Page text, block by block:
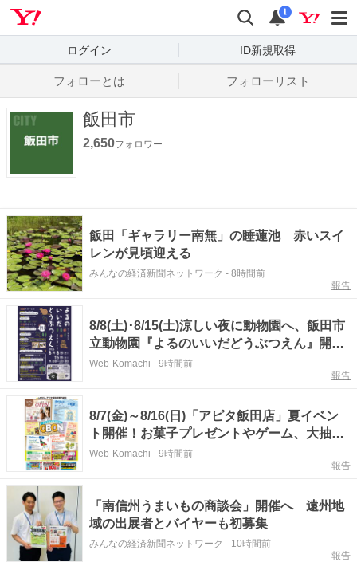
検索
通知
i
ログイン ID新規取得
フォローとは フォローリスト
飯田市
2,650フォロワー
飯田「ギャラリー南無」の睡蓮池 赤いスイ
レンが見頃迎える
みんなの経済新聞ネットワーク - 8時間前
報告
8/8(土)･8/15(土)涼しい夜に動物園へ、飯田市
立動物園『よるのいいだどうぶつえん』開
催！謎解きや鳴き声クイズ、ナイトツアーな
Web-Komachi - 9時間前
報告
8/7(金)～8/16(日)「アピタ飯田店」夏イベン
ト開催！お菓子プレゼントやゲーム、大抽選
会など＠長野県飯田市
Web-Komachi - 9時間前
報告
「南信州うまいもの商談会」開催へ 遠州地
域の出展者とバイヤーも初募集
みんなの経済新聞ネットワーク - 10時間前
報告